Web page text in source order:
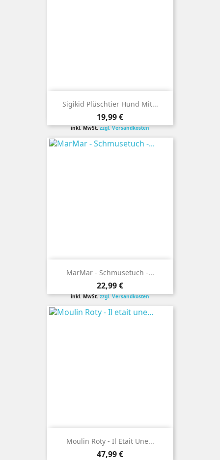
Sigikid Plüschtier Hund Mit...
Preis
19,99 €
inkl. MwSt.zzgl. Versandkosten
MarMar - Schmusetuch -...
Preis
22,99 €
inkl. MwSt.zzgl. Versandkosten
Moulin Roty - Il Etait Une...
Preis
47,99 €